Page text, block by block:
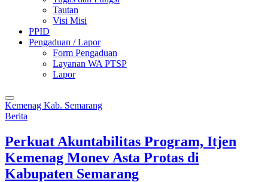
Tautan
Visi Misi
PPID
Pengaduan / Lapor
Form Pengaduan
Layanan WA PTSP
Lapor
Kemenag Kab. Semarang
Berita
Perkuat Akuntabilitas Program, Itjen
Kemenag Monev Asta Protas di
Kabupaten Semarang